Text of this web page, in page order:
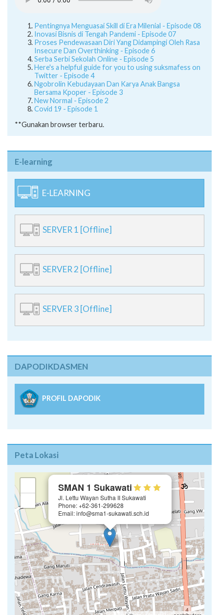
Pentingnya Menguasai Skill di Era Milenial - Episode 08
Inovasi Bisnis di Tengah Pandemi - Episode 07
Proses Pendewasaan Diri Yang Didampingi Oleh Rasa
Insecure Dan Overthinking - Episode 6
Serba Serbi Sekolah Online - Episode 5
Here's a helpful guide for you to using suksmafess on
Twitter - Episode 4
Ngobrolin Kebudayaan Dan Karya Anak Bangsa
Bersama Kpoper - Episode 3
New Normal - Episode 2
Covid 19 - Episode 1
**Gunakan browser terbaru.
E-learning
E-LEARNING
SERVER 1 [Offline]
SERVER 2 [Offline]
SERVER 3 [Offline]
DAPODIKDASMEN
PROFIL DAPODIK
Peta Lokasi
SMAN 1 Sukawati
Jl. Lettu Wayan Sutha II Sukawati
Phone: +62-361-299628
Email: info@sma1-sukawati.sch.id